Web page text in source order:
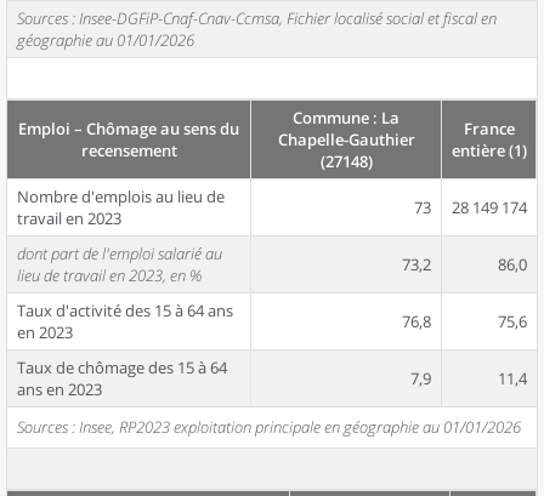
Sources : Insee-DGFiP-Cnaf-Cnav-Ccmsa, Fichier localisé social et fiscal en
géographie au 01/01/2026
Emploi – Chômage au sens du
recensement
Commune : La
Chapelle-Gauthier
(27148)
France
entière (1)
Nombre d'emplois au lieu de
travail en 2023
73 28 149 174
dont part de l'emploi salarié au
lieu de travail en 2023, en %
73,2 86,0
Taux d'activité des 15 à 64 ans
en 2023
76,8 75,6
Taux de chômage des 15 à 64
ans en 2023
7,9 11,4
Sources : Insee, RP2023 exploitation principale en géographie au 01/01/2026